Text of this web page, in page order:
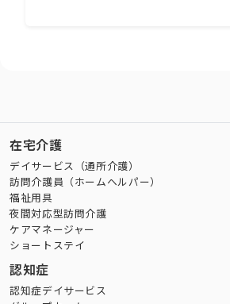
在宅介護
デイサービス（通所介護）
訪問介護員（ホームヘルパー）
福祉用具
夜間対応型訪問介護
ケアマネージャー
ショートステイ
認知症
認知症デイサービス